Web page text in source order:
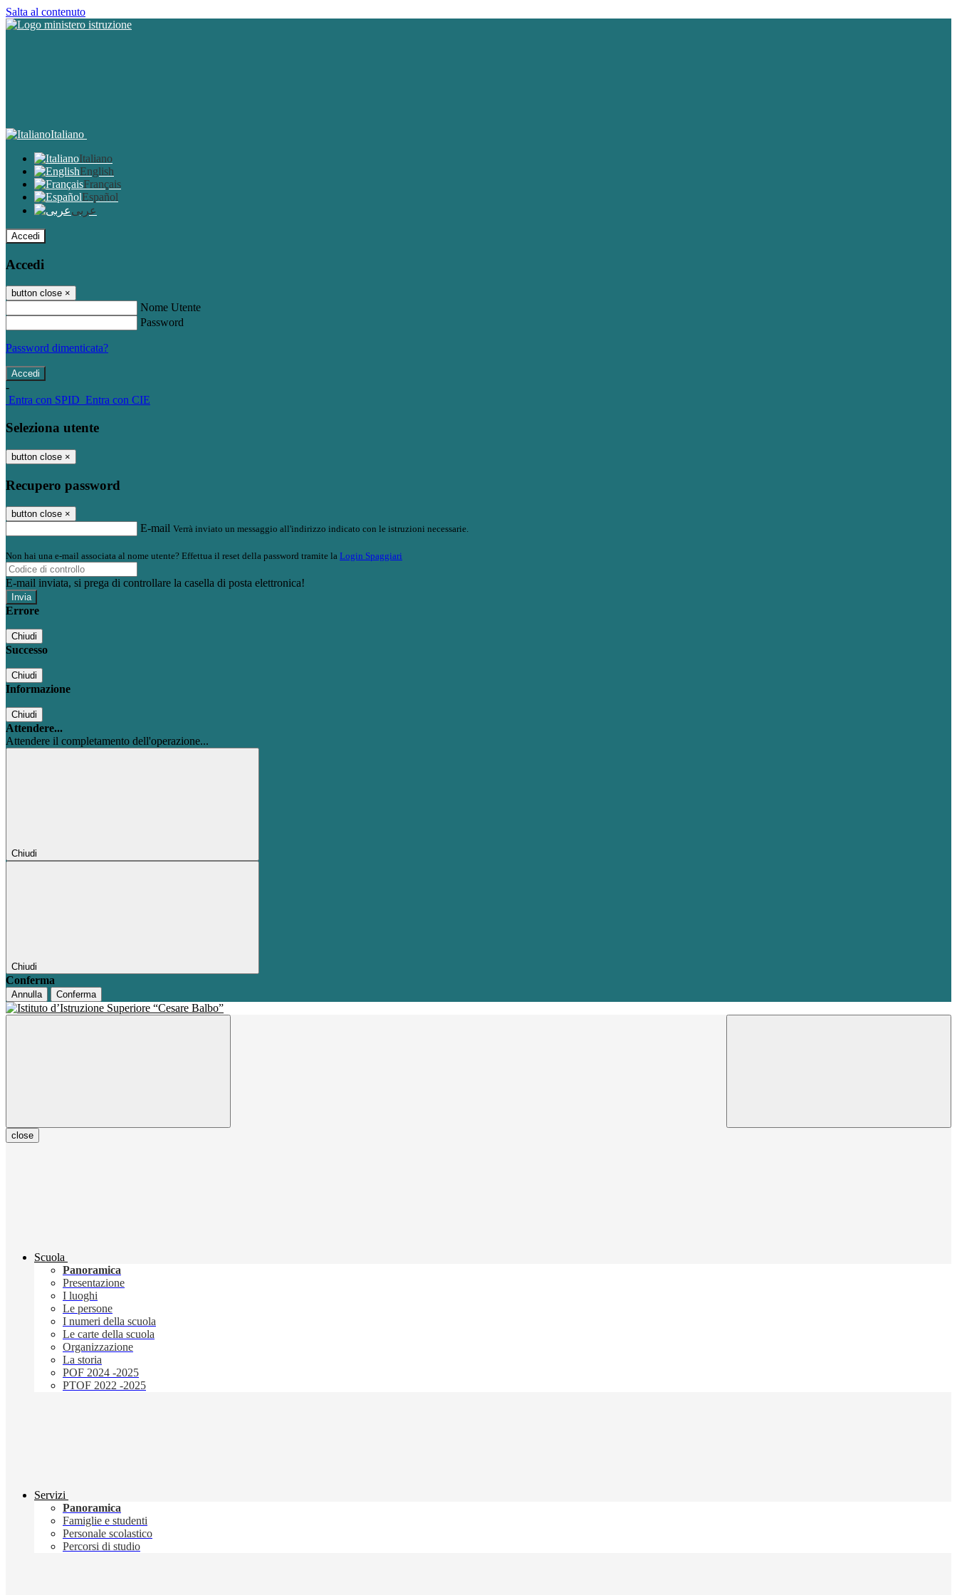
Salta al contenuto
Italiano
Italiano
English
Français
Español
عربى
Accedi
Accedi
button close ×
Nome Utente
Password
Password dimenticata?
-
Entra con SPID Entra con CIE
Seleziona utente
button close ×
Recupero password
button close ×
E-mail Verrà inviato un messaggio all'indirizzo indicato con le istruzioni necessarie.
Non hai una e-mail associata al nome utente? Effettua il reset della password tramite la Login Spaggiari
E-mail inviata, si prega di controllare la casella di posta elettronica!
Errore
Chiudi
Successo
Chiudi
Informazione
Chiudi
Attendere...
Attendere il completamento dell'operazione...
Chiudi
Chiudi
Conferma
Annulla Conferma
close
Scuola
Panoramica
Presentazione
I luoghi
Le persone
I numeri della scuola
Le carte della scuola
Organizzazione
La storia
POF 2024 -2025
PTOF 2022 -2025
Servizi
Panoramica
Famiglie e studenti
Personale scolastico
Percorsi di studio